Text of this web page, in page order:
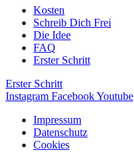
Kosten
Schreib Dich Frei
Die Idee
FAQ
Erster Schritt
Erster Schritt
Instagram FacebookYoutube
Impressum
Datenschutz
Cookies